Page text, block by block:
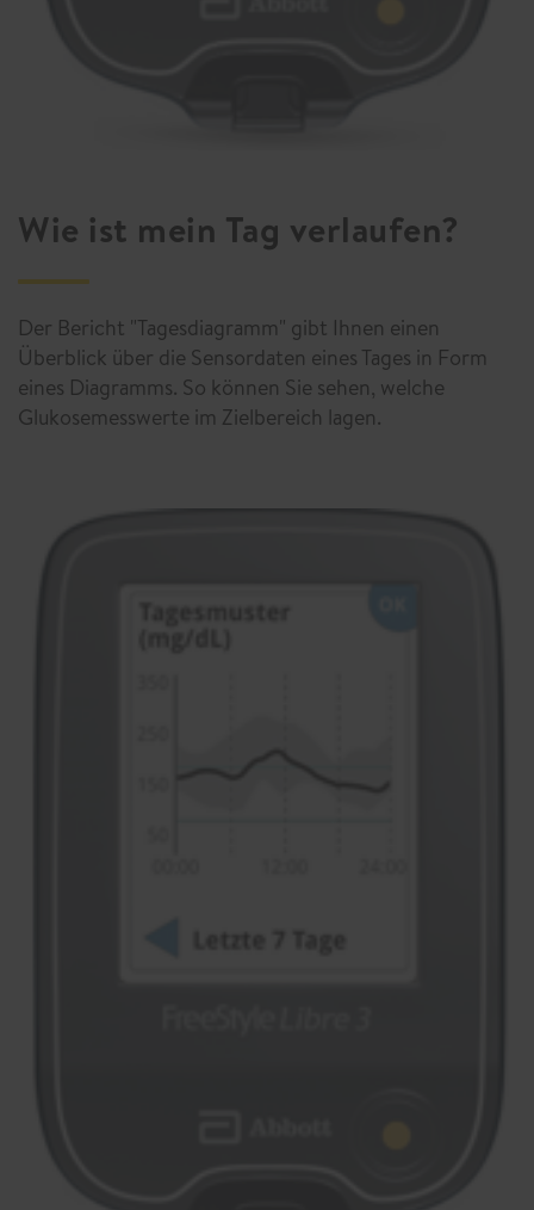
Wie ist mein Tag verlaufen?
Der Bericht "Tagesdiagramm" gibt Ihnen einen
Überblick über die Sensordaten eines Tages in Form
eines Diagramms. So können Sie sehen, welche
Glukosemesswerte im Zielbereich lagen.